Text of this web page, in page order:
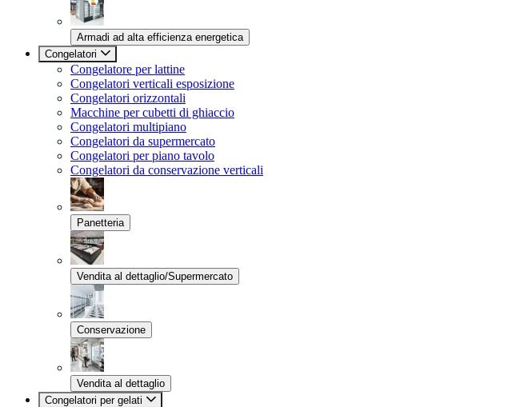
Armadi ad alta efficienza energetica
Congelatori
Congelatore per lattine
Congelatori verticali esposizione
Congelatori orizzontali
Macchine per cubetti di ghiaccio
Congelatori multipiano
Congelatori da supermercato
Congelatori per piano tavolo
Congelatori da conservazione verticali
Panetteria
Vendita al dettaglio/Supermercato
Conservazione
Vendita al dettaglio
Congelatori per gelati